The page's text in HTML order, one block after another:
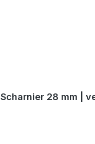
Scharnier 28 mm |